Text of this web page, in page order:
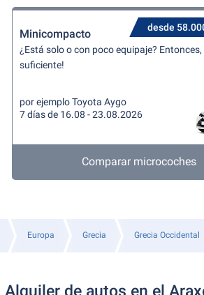
desde
Minicompacto
¿Está solo o con poco equipaje? Entonces,
suficiente!
por ejemplo Toyota Aygo
7 días de 16.08 - 23.08.2026
Comparar microcoches
Europa Grecia Grecia Occidental
Alquiler de autos en el